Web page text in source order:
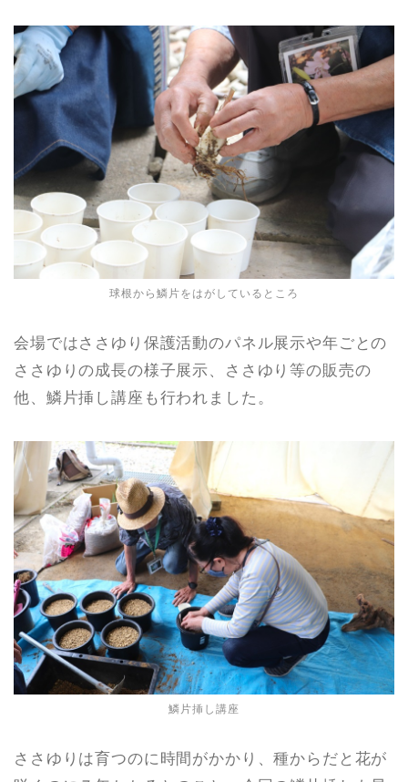
球根から鱗片をはがしているところ
会場ではささゆり保護活動のパネル展示や年ごとの
ささゆりの成長の様子展示、ささゆり等の販売の
他、鱗片挿し講座も行われました。
鱗片挿し講座
ささゆりは育つのに時間がかかり、種からだと花が